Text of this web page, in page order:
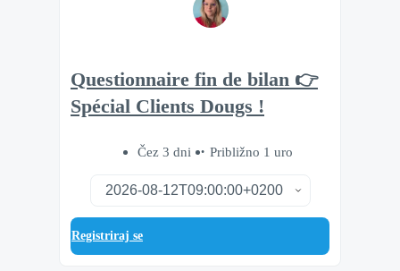
Questionnaire fin de bilan 👉
Spécial Clients Dougs !
Čez 3 dni Približno 1 uro
Registriraj se